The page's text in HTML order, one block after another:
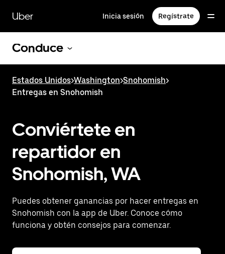
contenido
principal
Uber Inicia sesión Regístrate
Conduce
Estados Unidos>Washington>Snohomish>
Entregas en Snohomish
Conviértete en
repartidor en
Snohomish, WA
Puedes obtener ganancias por hacer entregas en
Snohomish con la app de Uber. Conoce cómo
funciona y obtén consejos para comenzar.